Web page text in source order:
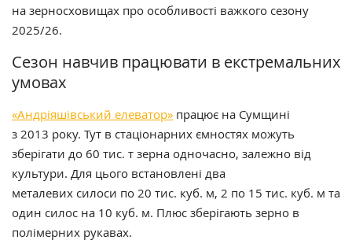
на зерносховищах про особливості важкого сезону
2025/26.
Сезон навчив працювати в екстремальних
умовах
«Андріяшівський елеватор» працює на Сумщині
з 2013 року. Тут в стаціонарних ємностях можуть
зберігати до 60 тис. т зерна одночасно, залежно від
культури. Для цього встановлені два
металевих силоси по 20 тис. куб. м, 2 по 15 тис. куб. м та
один силос на 10 куб. м. Плюс зберігають зерно в
полімерних рукавах.